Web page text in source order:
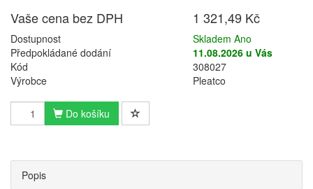
Vaše cena bez DPH
1 321,49 Kč
Dostupnost
Skladem Ano
Předpokládané dodání
11.08.2026 u Vás
Kód
308027
Výrobce
Pleatco
Do košíku
Popis